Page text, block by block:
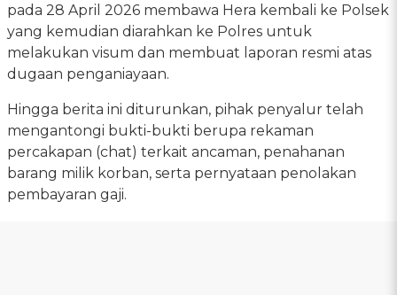
pada 28 April 2026 membawa Hera kembali ke Polsek
yang kemudian diarahkan ke Polres untuk
melakukan visum dan membuat laporan resmi atas
dugaan penganiayaan.
Hingga berita ini diturunkan, pihak penyalur telah
mengantongi bukti-bukti berupa rekaman
percakapan (chat) terkait ancaman, penahanan
barang milik korban, serta pernyataan penolakan
pembayaran gaji.